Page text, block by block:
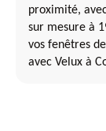
proximité,
sur mesure à
vos fenêtres
avec Velux à